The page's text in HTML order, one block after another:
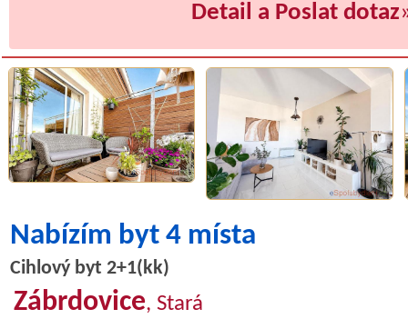
Detail a Poslat dotaz
Nabízím byt 4 místa
Cihlový byt 2+1(kk)
Zábrdovice, Stará